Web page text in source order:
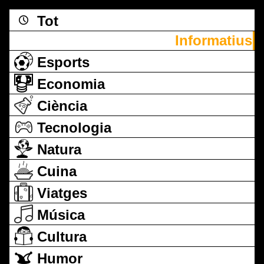
Tot
Informatius
Esports
Economia
Ciència
Tecnologia
Natura
Cuina
Viatges
Música
Cultura
Humor